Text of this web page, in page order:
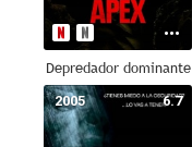
Depredador dominante
6.7
2005